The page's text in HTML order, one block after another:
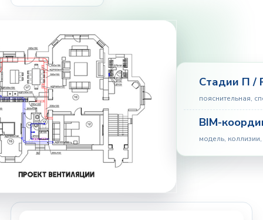
Стадии П /
пояснительная,
BIM-
модель,